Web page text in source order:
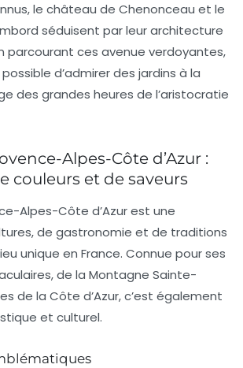
le château de Chenonceau et le
séduisent par leur architecture
parcourant ces avenue verdoyantes,
d’admirer des jardins à la
des grandes heures de l’aristocratie
Alpes-Côte d’Azur :
couleurs et de saveurs
Alpes-Côte d’Azur est une
, de gastronomie et de traditions
unique en France. Connue pour ses
de la Montagne Sainte-
de la Côte d’Azur, c’est également
et culturel.